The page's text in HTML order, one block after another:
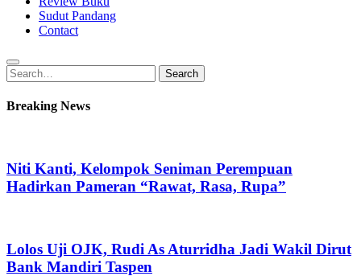
Sudut Pandang
Contact
Search
for:
Search
Breaking News
Niti Kanti, Kelompok Seniman Perempuan
Hadirkan Pameran “Rawat, Rasa, Rupa”
Lolos Uji OJK, Rudi As Aturridha Jadi Wakil Dirut
Bank Mandiri Taspen